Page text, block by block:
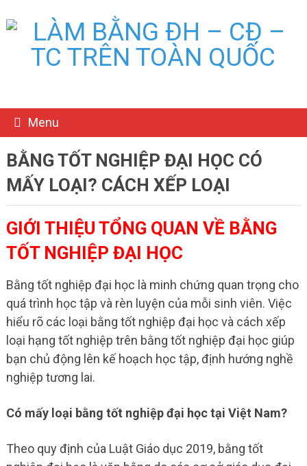
Menu
BẰNG TỐT NGHIỆP ĐẠI HỌC CÓ
MẤY LOẠI? CÁCH XẾP LOẠI
GIỚI THIỆU TỔNG QUAN VỀ BẰNG
TỐT NGHIỆP ĐẠI HỌC
Bằng tốt nghiệp đại học là minh chứng quan trọng cho
quá trình học tập và rèn luyện của mỗi sinh viên. Việc
hiểu rõ các loại bằng tốt nghiệp đại học và cách xếp
loại hạng tốt nghiệp trên bằng tốt nghiệp đại học giúp
bạn chủ động lên kế hoạch học tập, định hướng nghề
nghiệp tương lai.
Có mấy loại bằng tốt nghiệp đại học tại Việt Nam?
Theo quy định của Luật Giáo dục 2019, bằng tốt